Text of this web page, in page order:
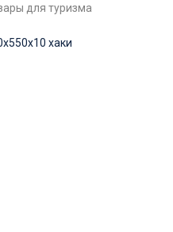
для туризма
хаки